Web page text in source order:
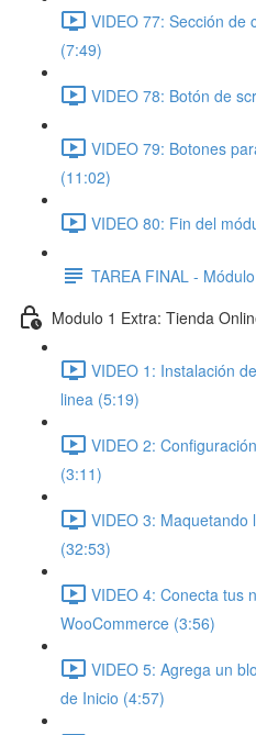
VIDEO 77: Sección de
(7:49)
VIDEO 78: Botón de
VIDEO 79: Botones
(11:02)
VIDEO 80: Fin del
TAREA FINAL - Módulo
Modulo 1 Extra: Tienda
VIDEO 1: Instalación
linea (5:19)
VIDEO 2:
(3:11)
VIDEO 3: Maquetando
(32:53)
VIDEO 4: Conecta tus
WooCommerce (3:56)
VIDEO 5: Agrega un
de Inicio (4:57)